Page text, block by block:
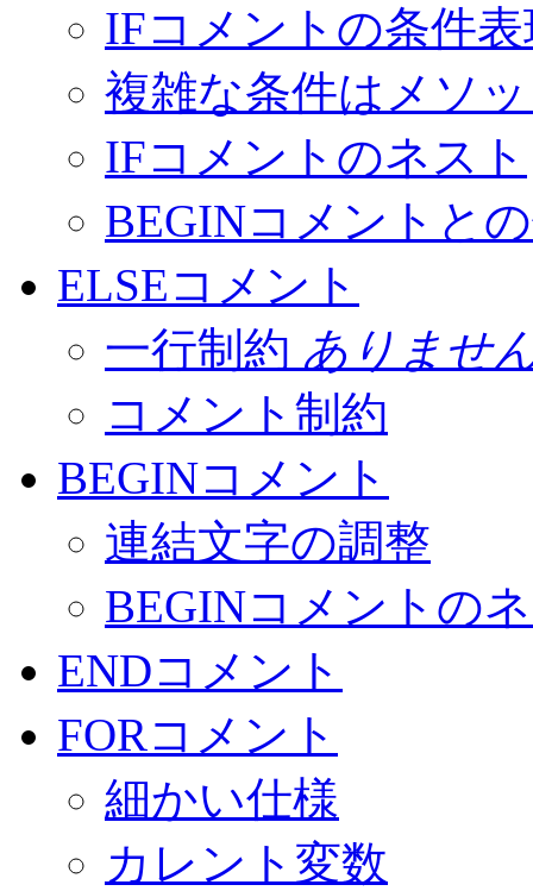
IFコメントの条件
複雑な条件はメソ
IFコメントのネスト
BEGINコメントと
ELSEコメント
一行制約 ありませ
コメント制約
BEGINコメント
連結文字の調整
BEGINコメントの
ENDコメント
FORコメント
細かい仕様
カレント変数